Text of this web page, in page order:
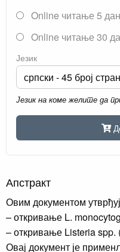
Online читање 5
Online читање 30
Језик
Језик на коме желите да
Апстракт
Овим документом
– откривање L.
– откривање Listeria spp.
Овај документ је